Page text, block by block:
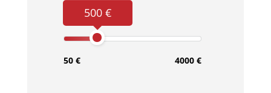
500 €
50 € 4000 €